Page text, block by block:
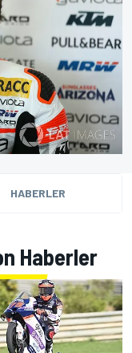
HABERLER
Haberler